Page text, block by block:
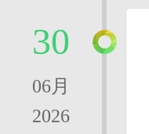
30
06月
2026